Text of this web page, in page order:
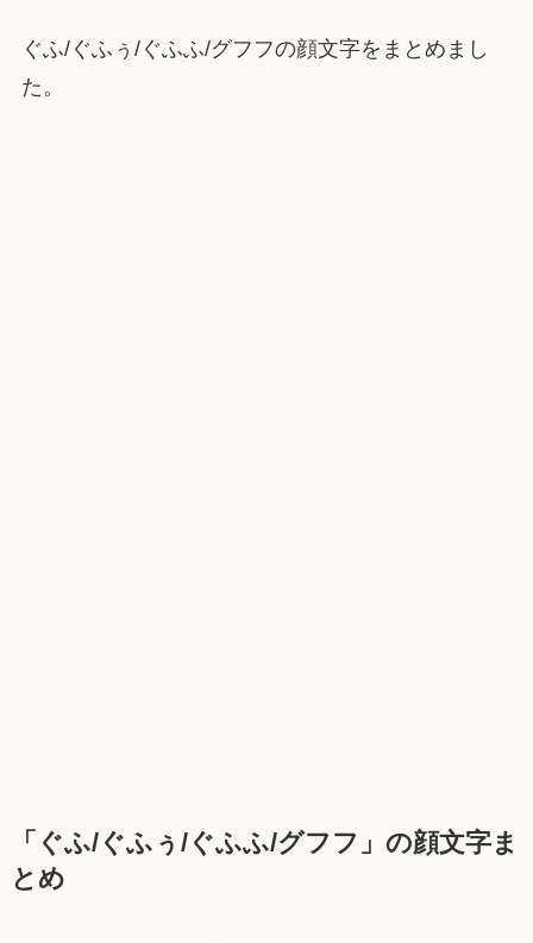
ぐふ/ぐふぅ/ぐふふ/グフフの顔文字をまとめまし
た。
「ぐふ/ぐふぅ/ぐふふ/グフフ」の顔文字ま
とめ